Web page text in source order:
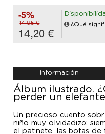
-5%
14,95 €
14,20 €
¿Qué
Información
Álbum ilustrado.
perder un
Un precioso cuento
niño muy olvidadizo;
el patinete, las botas de